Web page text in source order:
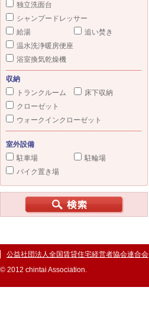
独立洗面台
シャンプードレッサー
給湯
追い焚き
温水洗浄暖房便座
浴室換気乾燥機
収納
トランクルーム
床下収納
クローゼット
ウォークインクローゼット
室外設備
駐車場
駐輪場
バイク置き場
公益社団法人全国賃貸住宅経営者協会連合会
© 2012 chintai Association.